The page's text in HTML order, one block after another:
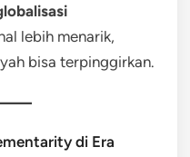
lebih menarik,
bisa terpinggirkan.
di Era